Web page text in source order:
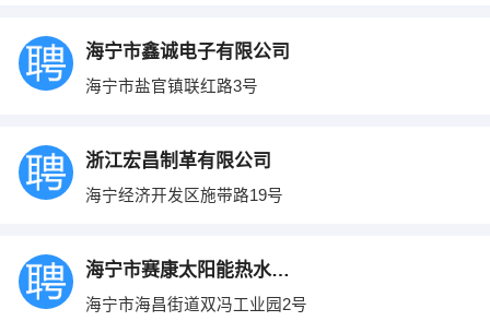
海宁市鑫诚电子有限公司
海宁市盐官镇联红路3号
浙江宏昌制革有限公司
海宁经济开发区施带路19号
海宁市赛康太阳能热水器有限公司
海宁市海昌街道双冯工业园2号